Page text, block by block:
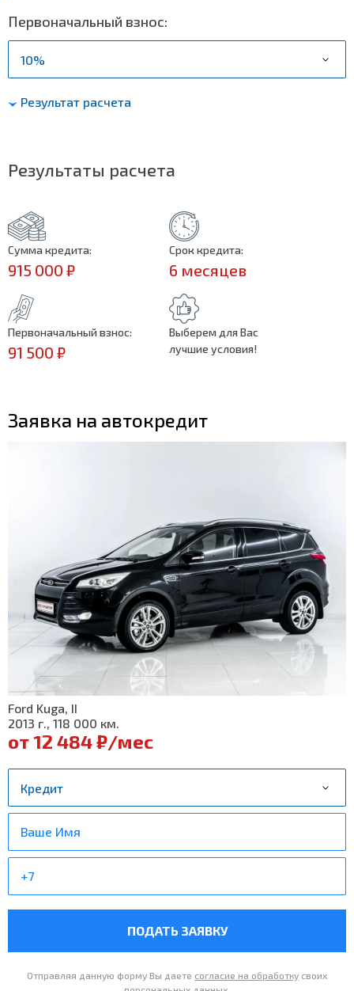
Первоначальный взнос:
Результат расчета
Результаты расчета
Сумма кредита:
915 000 ₽
Срок кредита:
6 месяцев
Первоначальный взнос:
91 500 ₽
Выберем для Вас
лучшие условия!
Заявка на автокредит
Ford Kuga, II
2013 г., 118 000 км.
от 12 484 ₽/мес
ПОДАТЬ ЗАЯВКУ
Отправляя данную форму Вы даете согласие на обработку своих